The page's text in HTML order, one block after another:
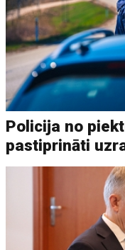
Policija no
pastiprināti